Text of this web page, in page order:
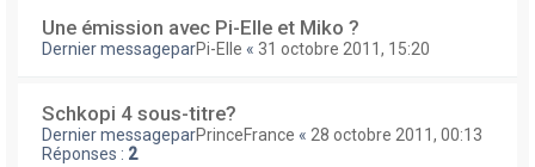
Une émission avec Pi-Elle et Miko ?
Dernier messageparPi-Elle « 31 octobre 2011, 15:20
Schkopi 4 sous-titre?
Dernier messageparPrinceFrance « 28 octobre 2011, 00:13
Réponses : 2